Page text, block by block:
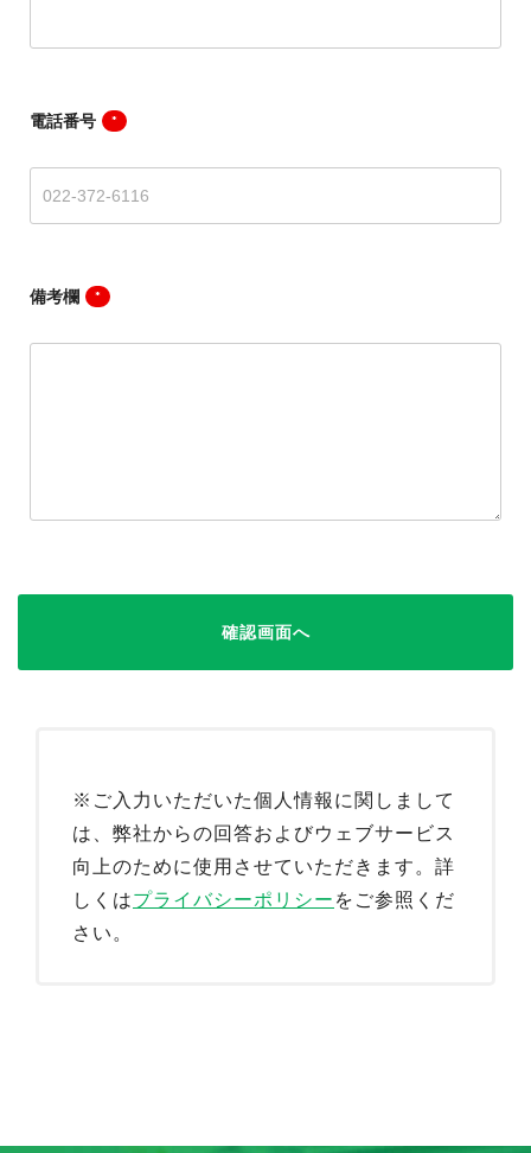
*
電話番号
*
備考欄
確認画面へ
※ご入力いただいた個人情報に関しまして
は、弊社からの回答およびウェブサービス
向上のために使用させていただきます。詳
しくはプライバシーポリシー をご参照くだ
さい。